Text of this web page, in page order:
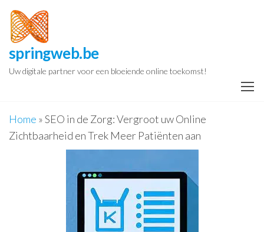
Spring
naar
de
inhoud
springweb.be
Uw digitale partner voor een bloeiende online toekomst!
Home »SEO in de Zorg: Vergroot uw Online
Zichtbaarheid en Trek Meer Patiënten aan